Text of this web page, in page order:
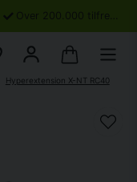
Over 200.000 tilfredse kunder
Hyperextension X-NT RC40